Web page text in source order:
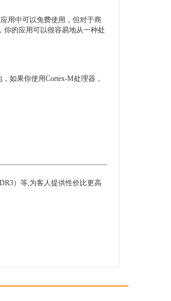
用中可以免费使用，但对于商
你的应用可以很容易地从一种处
如果你使用Cortex-M处理器，
）等,为客人提供性价比更高